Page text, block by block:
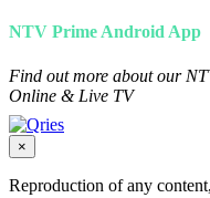
NTV Prime Android App
Find out more about our
Online & Live TV
×
Reproduction of any